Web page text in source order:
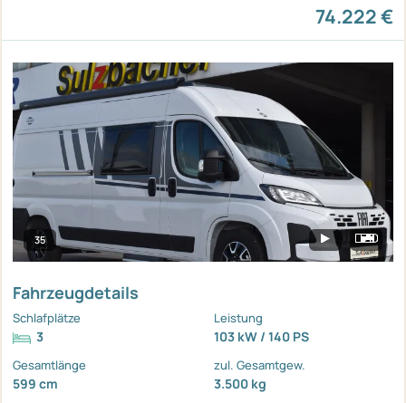
74.222 €
35
Fahrzeugdetails
Schlafplätze
3
Leistung
103 kW / 140 PS
Gesamtlänge
599 cm
zul. Gesamtgew.
3.500 kg